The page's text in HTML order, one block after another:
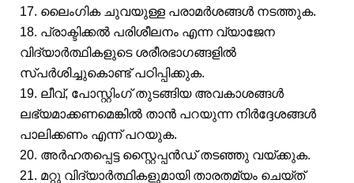
17. ലൈംഗിക ചുവയുള്ള പരാമർശങ്ങൾ നടത്തുക.
18. പ്രാക്ടിക്കൽ പരിശീലനം എന്ന വ്യാജേന
വിദ്യാർത്ഥികളുടെ ശരീരഭാഗങ്ങളിൽ
സ്പർശിച്ചുകൊണ്ട് പഠിപ്പിക്കുക.
19. ലീവ്, പോസ്റ്റിംഗ് തുടങ്ങിയ അവകാശങ്ങൾ
ലഭ്യമാക്കണമെങ്കിൽ താൻ പറയുന്ന നിർദ്ദേശങ്ങൾ
പാലിക്കണം എന്ന് പറയുക.
20. അർഹതപ്പെട്ട സ്റ്റൈപ്പൻഡ് തടഞ്ഞു വയ്ക്കുക.
21. മറ്റു വിദ്യാർത്ഥികളുമായി താരതമ്യം ചെയ്ത്